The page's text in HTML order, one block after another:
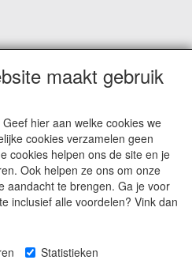
maakt gebruik
hier aan welke cookies we
cookies verzamelen geen
cookies helpen ons de site en je
Ook helpen ze ons om onze
aandacht te brengen. Ga je voor
inclusief alle voordelen? Vink dan
Statistieken